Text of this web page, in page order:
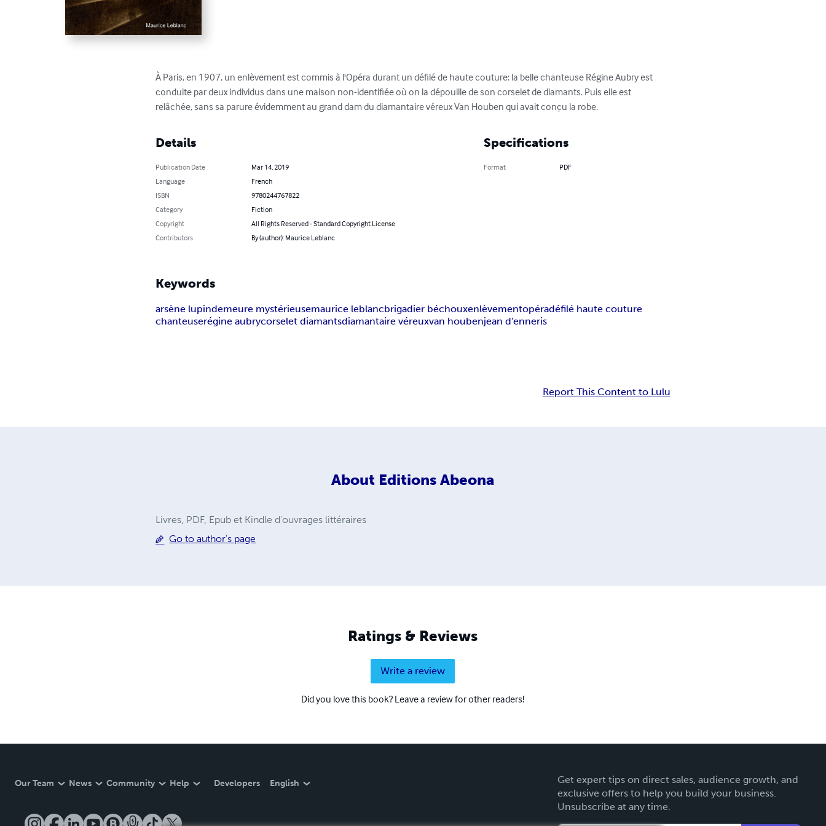
À Paris, en 1907, un enlèvement est commis à l'Opéra durant un défilé de haute couture: la belle chanteuse Régine Aubry est
conduite par deux individus dans une maison non-identifiée où on la dépouille de son corselet de diamants. Puis elle est
relâchée, sans sa parure évidemment au grand dam du diamantaire véreux Van Houben qui avait conçu la robe.
Details
Publication Date
Mar 14, 2019
Language
French
ISBN
9780244767822
Category
Fiction
Copyright
All Rights Reserved - Standard Copyright License
Contributors
By (author): Maurice Leblanc
Specifications
Format PDF
Keywords
arsène lupindemeure mystérieusemaurice leblancbrigadier béchouxenlèvementopéradéfilé haute couture
chanteuserégine aubrycorselet diamantsdiamantaire véreuxvan houbenjean d'enneris
Report This Content to Lulu
About Editions Abeona
Livres, PDF, Epub et Kindle d'ouvrages littéraires
Go to author's page
Ratings & Reviews
Write a review
Did you love this book? Leave a review for other readers!
Our Team News Community Help Developers English
Get expert tips on direct sales, audience growth, and
exclusive offers to help you build your business.
Unsubscribe at any time.